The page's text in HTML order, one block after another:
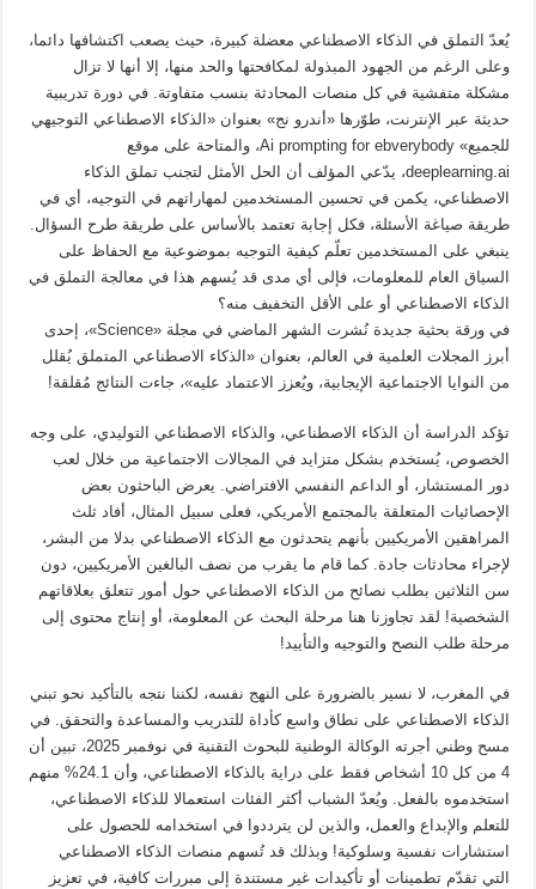
يُعدّ التملق في الذكاء الاصطناعي معضلة كبيرة، حيث يصعب اكتشافها دائما،
وعلى الرغم من الجهود المبذولة لمكافحتها والحد منها، إلا أنها لا تزال
مشكلة متفشية في كل منصات المحادثة بنسب متفاوتة. في دورة تدريبية
حديثة عبر الإنترنت، طوّرها «أندرو نج» بعنوان «الذكاء الاصطناعي التوجيهي
للجميع» Ai prompting for ebverybody، والمتاحة على موقع
deeplearning.ai، يدّعي المؤلف أن الحل الأمثل لتجنب تملق الذكاء
الاصطناعي، يكمن في تحسين المستخدمين لمهاراتهم في التوجيه، أي في
طريقة صياغة الأسئلة، فكل إجابة تعتمد بالأساس على طريقة طرح السؤال.
ينبغي على المستخدمين تعلّم كيفية التوجيه بموضوعية مع الحفاظ على
السياق العام للمعلومات، فإلى أي مدى قد يُسهم هذا في معالجة التملق في
الذكاء الاصطناعي أو على الأقل التخفيف منه؟
في ورقة بحثية جديدة نُشرت الشهر الماضي في مجلة «Science»، إحدى
أبرز المجلات العلمية في العالم، بعنوان «الذكاء الاصطناعي المتملق يُقلل
من النوايا الاجتماعية الإيجابية، ويُعزز الاعتماد عليه»، جاءت النتائج مُقلقة!
تؤكد الدراسة أن الذكاء الاصطناعي، والذكاء الاصطناعي التوليدي، على وجه
الخصوص، يُستخدم بشكل متزايد في المجالات الاجتماعية من خلال لعب
دور المستشار، أو الداعم النفسي الافتراضي. يعرض الباحثون بعض
الإحصائيات المتعلقة بالمجتمع الأمريكي، فعلى سبيل المثال، أفاد ثلث
المراهقين الأمريكيين بأنهم يتحدثون مع الذكاء الاصطناعي بدلا من البشر،
لإجراء محادثات جادة. كما قام ما يقرب من نصف البالغين الأمريكيين، دون
سن الثلاثين بطلب نصائح من الذكاء الاصطناعي حول أمور تتعلق بعلاقاتهم
الشخصية! لقد تجاوزنا هنا مرحلة البحث عن المعلومة، أو إنتاج محتوى إلى
مرحلة طلب النصح والتوجيه والتأييد!
في المغرب، لا نسير بالضرورة على النهج نفسه، لكننا نتجه بالتأكيد نحو تبني
الذكاء الاصطناعي على نطاق واسع كأداة للتدريب والمساعدة والتحقق. في
مسح وطني أجرته الوكالة الوطنية للبحوث التقنية في نوفمبر 2025، تبين أن
4 من كل 10 أشخاص فقط على دراية بالذكاء الاصطناعي، وأن 24.1% منهم
استخدموه بالفعل. ويُعدّ الشباب أكثر الفئات استعمالا للذكاء الاصطناعي،
للتعلم والإبداع والعمل، والذين لن يترددوا في استخدامه للحصول على
استشارات نفسية وسلوكية! وبذلك قد تُسهم منصات الذكاء الاصطناعي
التي تقدّم تطمينات أو تأكيدات غير مستندة إلى مبررات كافية، في تعزيز